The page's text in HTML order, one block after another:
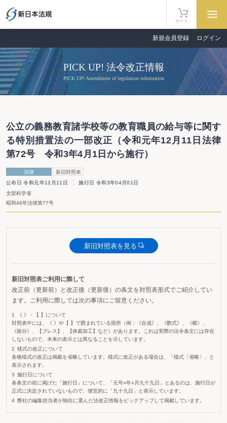
カート
新規会員登録 ログイン
PICK UP! 法令改正情報
PICK UP! Amendment of legislation information
公立の義務教育諸学校等の教育職員の給与等に関す
る特別措置法の一部改正（令和元年12月11日法律
第72号 令和3年4月1日から施行）
法律
新旧対照表
公布日 令和元年12月11日
施行日 令和3年04月01日
文部科学省
昭和46年法律第77号
新旧対照表を見る
新旧対照表ご利用に際して
改正前（更新前）と改正後（更新後）の条文を対照表形式でご紹介してい
ます。ご利用に際しては次の事項にご留意ください。
《 》・【 】について
対照表中には、《 》や【 】で囲まれている箇所（例：《合成》、《数式》、《横》、
《振分》、【ブレス】、【体裁加工】など）があります。これは実際の法令条文には存在
しないもので、本来の表示とは異なることを示しています。
様式の改正について
各種様式の改正は掲載を省略しています。様式に改正がある場合は、「様式〔省略〕」と
表示されます。
施行日について
各条文の前に掲げた「施行日」について、「元号○年○月九十九日」とあるのは、施行日が
正式に決定されていないもので、便宜的に「九十九日」と表示しています。
弊社の編集担当者が独自に選んだ法改正情報をピックアップして掲載しています。